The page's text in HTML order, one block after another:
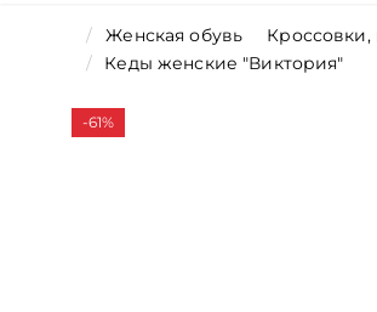
Женская обувь
Кроссовки,
Кеды женские "Виктория"
-61%